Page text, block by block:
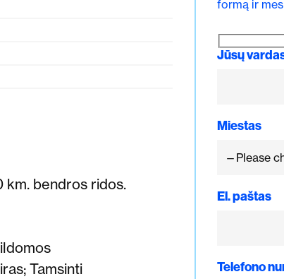
km. bendros ridos.
Tamsinti
formą ir
Jūsų
Miestas
El. paštas
Telefono